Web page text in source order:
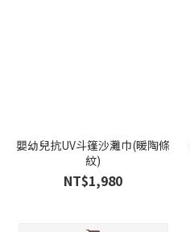
嬰幼兒抗UV斗篷沙灘巾(暖陶條
紋)
NT$1,980